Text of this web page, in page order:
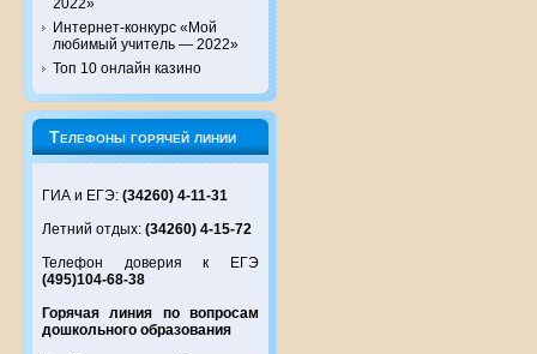
2022»
Интернет-конкурс «Мой
любимый учитель — 2022»
Топ 10 онлайн казино
Телефоны горячей линии
ГИА и ЕГЭ: (34260) 4-11-31
Летний отдых: (34260) 4-15-72
Телефон доверия к ЕГЭ
(495)104-68-38
Горячая линия по вопросам
дошкольного образования